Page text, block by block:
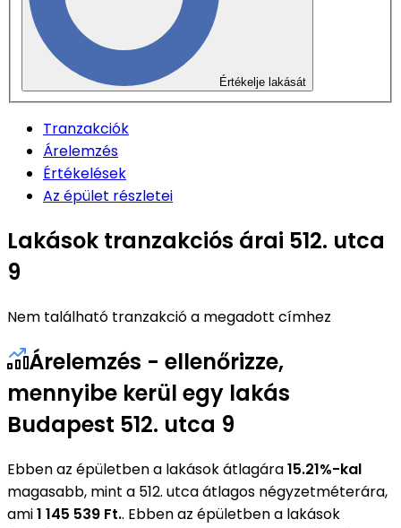
Értékelje lakását
Tranzakciók
Árelemzés
Értékelések
Az épület részletei
Lakások tranzakciós árai 512. utca
9
Nem található tranzakció a megadott címhez
Árelemzés - ellenőrizze,
mennyibe kerül egy lakás
Budapest 512. utca 9
Ebben az épületben a lakások átlagára15.21%-kal
magasabb, mint a 512. utca átlagos négyzetméterára,
ami1 145 539 Ft.. Ebben az épületben a lakások